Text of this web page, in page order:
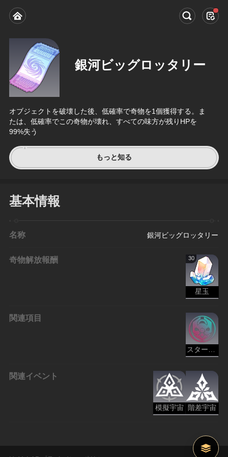
銀河ビッグロッタリー
オブジェクトを破壊した後、低確率で奇物を1個獲得する。ま
たは、低確率でこの奇物が壊れ、すべての味方が残りHPを
99%失う
もっと知る
基本情報
名称 銀河ビッグロッタリー
奇物解放報酬 30
星玉
関連項目
スターピースカンパニー - 存護
関連イベント
模擬宇宙 階差宇宙